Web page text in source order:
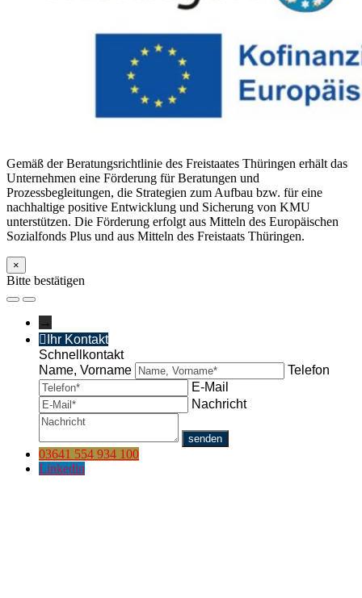
Gemäß der Beratungsrichtlinie des Freistaates Thüringen erhält das
Unternehmen eine Förderung für Beratungen und
Prozessbegleitungen, die Strategien zum Aufbau bzw. für eine
nachhaltige positive Entwicklung und Sicherung von KMU
unterstützen. Die Förderung erfolgt aus Mitteln des Europäischen
Sozialfonds Plus und aus Mitteln des Freistaats Thüringen.
×
Bitte bestätigen
→
Ihr Kontakt
Schnellkontakt
Name, Vorname
Telefon
E-Mail
Nachricht
03641 554 934 100
Linkedin